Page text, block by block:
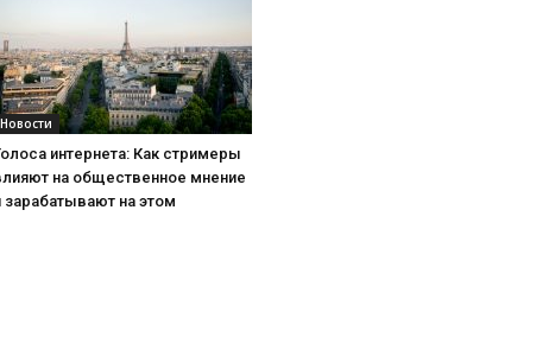
Новости
интернета: Как стримеры
на общественное мнение
зарабатывают на этом